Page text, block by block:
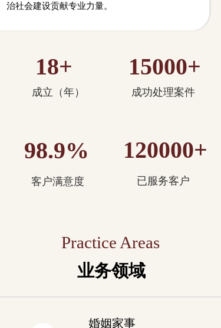
18+
成立（年）
15000+
成功处理案件
98.9%
客户满意度
120000+
已服务客户
治社会建设贡献专业力量。
Practice Areas
业务领域
婚姻家事